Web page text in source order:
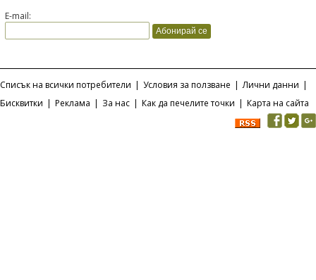
E-mail:
Списък на всички потребители | Условия за ползване | Лични данни |
Бисквитки | Реклама | За нас | Как да печелите точки | Карта на сайта